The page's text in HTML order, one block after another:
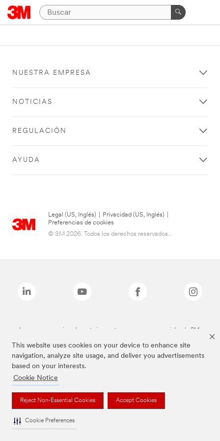
This website uses cookies on your device to enhance site
navigation, analyze site usage, and deliver you advertisements
based on your interests.
Cookie Notice
Reject Non-Essential Cookies Accept Cookies
Cookie Preferences
NUESTRA EMPRESA
NOTICIAS
REGULACIÓN
AYUDA
Legal (US, Inglés) Privacidad (US, Inglés)
Preferencias de cookies
© 3M 2026. Todos los derechos reservados..
Las marcas mencionadas anteriormente son marcas comerciales de 3M.